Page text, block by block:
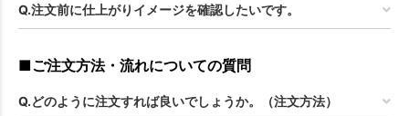
Q.注文前に仕上がりイメージを確認したいです。
■ご注文方法・流れについての質問
Q.どのように注文すれば良いでしょうか。（注文方法）